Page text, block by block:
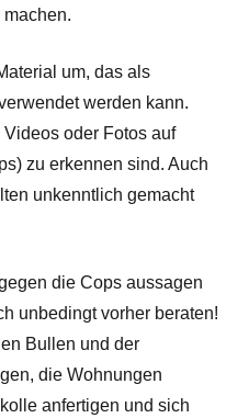
um, das als
werden kann.
oder Fotos auf
zu erkennen sind. Auch
unkenntlich gemacht
die Cops aussagen
unbedingt vorher beraten!
Bullen und der
die Wohnungen
anfertigen und sich